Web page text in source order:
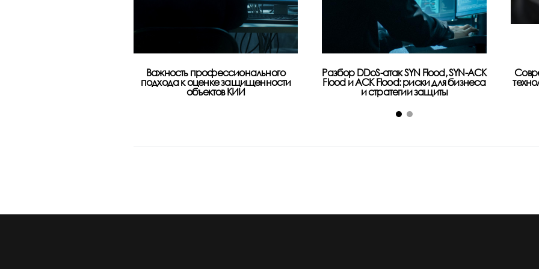
Важность профессионального
подхода к оценке защищенности
объектов КИИ
Разбор DDoS-атак SYN Flood, SYN-ACK
Flood и ACK Flood: риски для бизнеса
и стратегии защиты